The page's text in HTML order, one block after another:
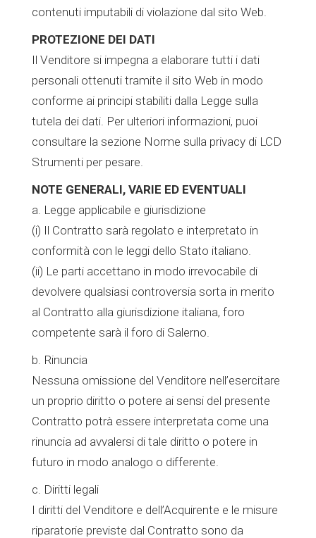
contenuti imputabili di violazione dal sito Web.
PROTEZIONE DEI DATI
Il Venditore si impegna a elaborare tutti i dati
personali ottenuti tramite il sito Web in modo
conforme ai principi stabiliti dalla Legge sulla
tutela dei dati. Per ulteriori informazioni, puoi
consultare la sezione Norme sulla privacy di LCD
Strumenti per pesare.
NOTE GENERALI, VARIE ED EVENTUALI
a. Legge applicabile e giurisdizione
(i) Il Contratto sarà regolato e interpretato in
conformità con le leggi dello Stato italiano.
(ii) Le parti accettano in modo irrevocabile di
devolvere qualsiasi controversia sorta in merito
al Contratto alla giurisdizione italiana, foro
competente sarà il foro di Salerno.
b. Rinuncia
Nessuna omissione del Venditore nell’esercitare
un proprio diritto o potere ai sensi del presente
Contratto potrà essere interpretata come una
rinuncia ad avvalersi di tale diritto o potere in
futuro in modo analogo o differente.
c. Diritti legali
I diritti del Venditore e dell’Acquirente e le misure
riparatorie previste dal Contratto sono da